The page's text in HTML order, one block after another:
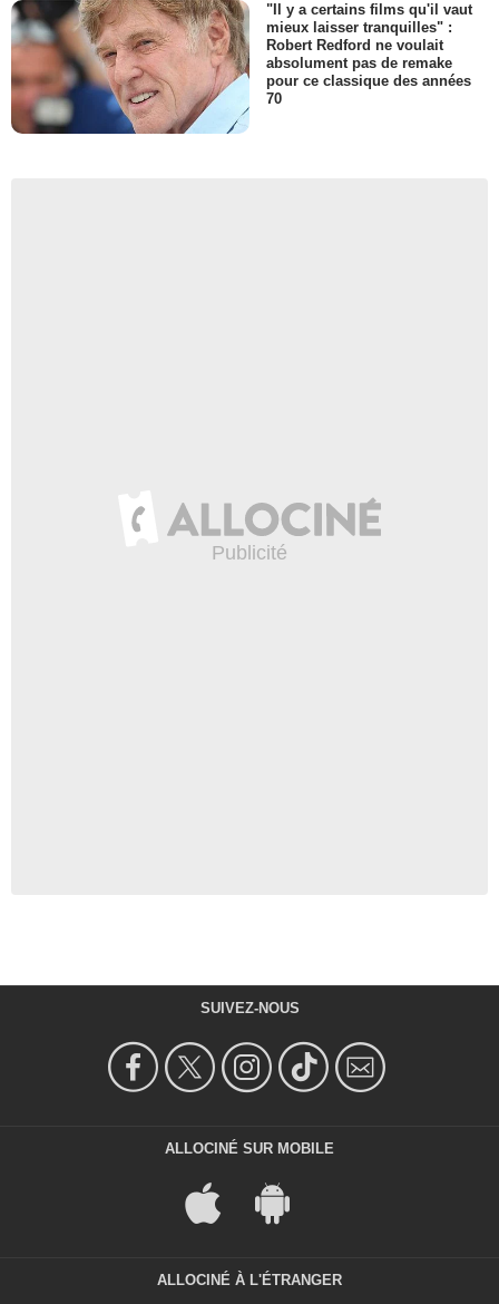
"Il y a certains films qu'il vaut
mieux laisser tranquilles" :
Robert Redford ne voulait
absolument pas de remake
pour ce classique des années
70
SUIVEZ-NOUS
ALLOCINÉ SUR MOBILE
ALLOCINÉ À L'ÉTRANGER